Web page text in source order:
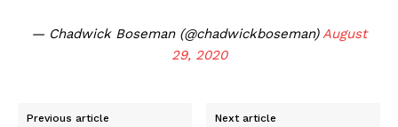
— Chadwick Boseman (@chadwickboseman)August
29, 2020
Previous article Next article